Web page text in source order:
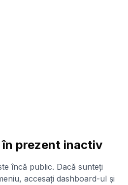
în prezent inactiv
încă public. Dacă sunteți
accesați dashboard-ul și